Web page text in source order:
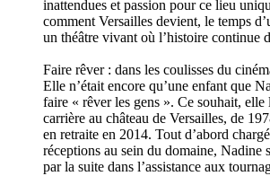
inattendues et passion pour ce lieu
comment Versailles devient, le temps
un théâtre vivant où l’histoire continue
Faire rêver : dans les coulisses du
Elle n’était encore qu’une enfant que
faire « rêver les gens ». Ce souhait, elle
carrière au château de Versailles, de
en retraite en 2014. Tout d’abord
réceptions au sein du domaine, Nadine
par la suite dans l’assistance aux